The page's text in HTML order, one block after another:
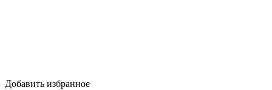
Добавить избранное